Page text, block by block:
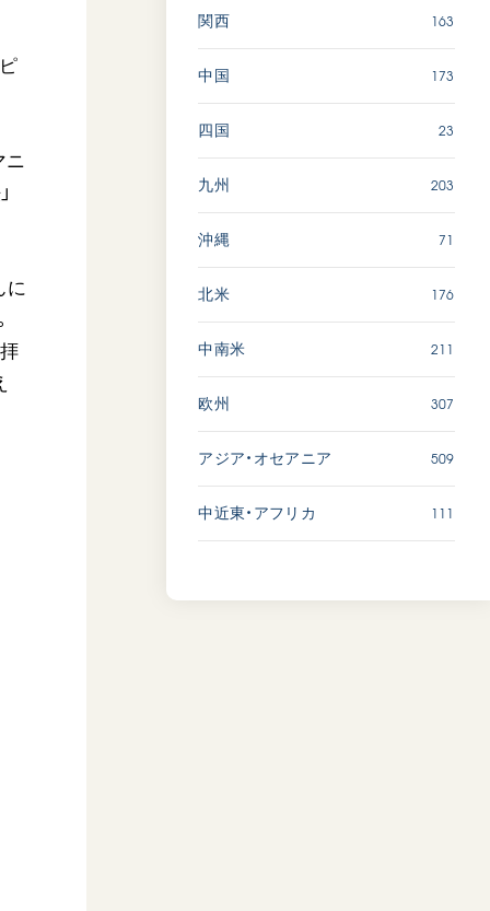
ニ
に
関西 163
中国 173
四国 23
九州 203
沖縄 71
北米 176
中南米 211
欧州 307
アジア・オセアニア 509
中近東・アフリカ 111